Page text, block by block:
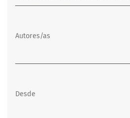
Autores/as
Desde